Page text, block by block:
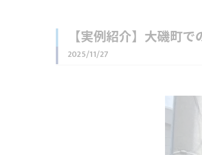
【実例紹介】大磯町
2025/11/27